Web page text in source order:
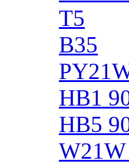
T5
B35
HB1
HB5